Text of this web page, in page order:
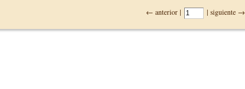
← anterior | | siguiente →